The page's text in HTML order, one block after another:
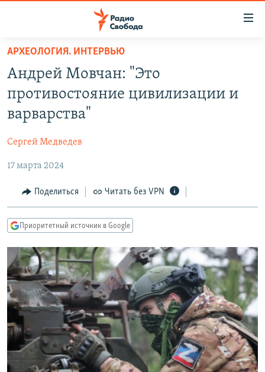
упрощенного
доступа
основному
Вернутся
навигации
Вернутся
поиску
ПОДКАСТЫ
АВТОРСКИЕ ПРОЕКТЫ
МНЕНИЯ
КУЛЬТУРА
IDEL.РЕАЛИИ
СЕВЕР.РЕАЛИИ
СИБИРЬ.РЕАЛИИ
РАСПИСАНИЕ ВЕЩАНИЯ
ПОДПИШИТЕСЬ НА РАССЫЛКУ
СОЦИАЛЬНЫЕ СЕТИ
АРХЕОЛОГИЯ. ИНТЕРВЬЮ
Андрей Мовчан: "Это
противостояние цивилизации и
варварства"
Сергей Медведев
17 марта 2024
Поделиться Читать без VPN
Приоритетный источник в Google